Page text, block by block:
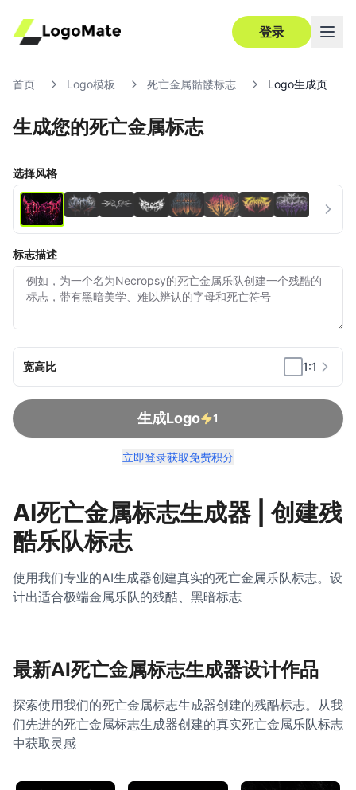
登录
首页 Logo模板 死亡金属骷髅标志 Logo生成页
生成您的死亡金属标志
超清
选择风格
标志描述
宽高比 1:1
生成Logo 1
立即登录获取免费积分
AI死亡金属标志生成器 | 创建残
酷乐队标志
使用我们专业的AI生成器创建真实的死亡金属乐队标志。设
计出适合极端金属乐队的残酷、黑暗标志
最新AI死亡金属标志生成器设计作品
探索使用我们的死亡金属标志生成器创建的残酷标志。从我
们先进的死亡金属标志生成器创建的真实死亡金属乐队标志
中获取灵感